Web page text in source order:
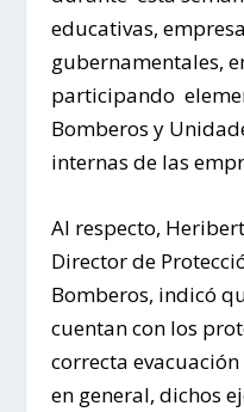
educativas,
gubernamentales,
participando
Bomberos y
internas de las
Al respecto,
Director de
Bomberos, indicó
cuentan con los
correcta
en general, dichos